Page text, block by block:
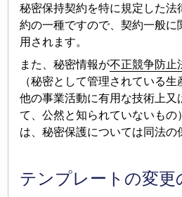
秘密保持契約を特に規定した法
約の一種ですので、契約一般に
用されます。
また、秘密情報が不正競争防止
（秘密として管理されている
他の事業活動に有用な技術上又
て、公然と知られていないもの
は、秘密保護については同法の
テンプレートの変更